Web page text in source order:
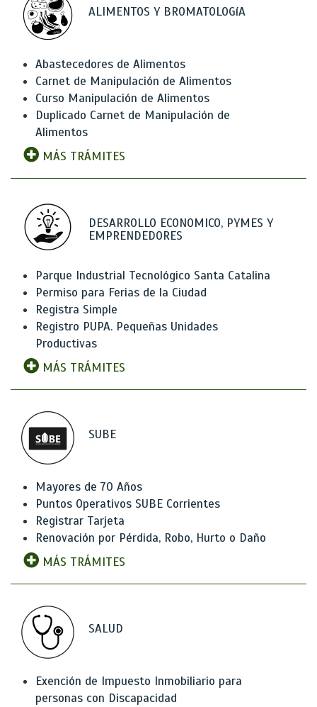
ALIMENTOS Y BROMATOLOGíA
Abastecedores de Alimentos
Carnet de Manipulación de Alimentos
Curso Manipulación de Alimentos
Duplicado Carnet de Manipulación de
Alimentos
MÁS TRÁMITES
DESARROLLO ECONOMICO, PYMES Y
EMPRENDEDORES
Parque Industrial Tecnológico Santa Catalina
Permiso para Ferias de la Ciudad
Registra Simple
Registro PUPA. Pequeñas Unidades
Productivas
MÁS TRÁMITES
SUBE
Mayores de 70 Años
Puntos Operativos SUBE Corrientes
Registrar Tarjeta
Renovación por Pérdida, Robo, Hurto o Daño
MÁS TRÁMITES
SALUD
Exención de Impuesto Inmobiliario para
personas con Discapacidad